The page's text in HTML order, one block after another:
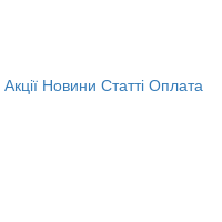
Акції Новини Статті Оплата